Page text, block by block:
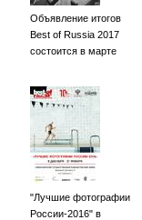
Объявление итогов
Best of Russia 2017
состоится в марте
"Лучшие фотографии
России-2016" в